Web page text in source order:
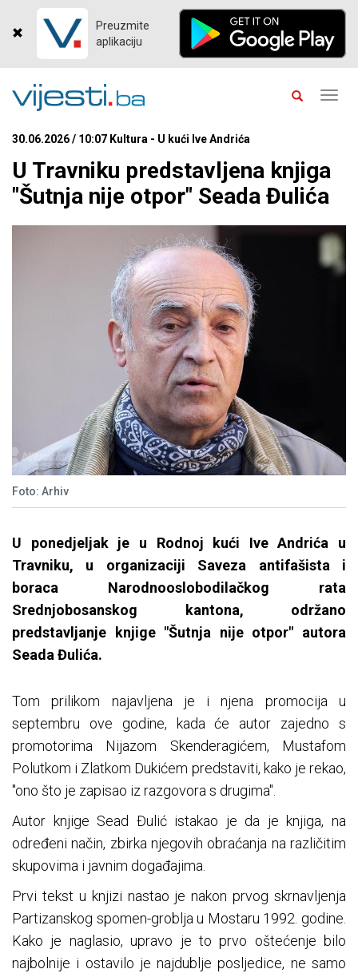
Preuzmite
aplikaciju
30.06.2026 / 10:07 Kultura - U kući Ive Andrića
U Travniku predstavljena knjiga
"Šutnja nije otpor" Seada Đulića
Foto: Arhiv
U ponedjeljak je u Rodnoj kući Ive Andrića u
Travniku, u organizaciji Saveza antifašista i
boraca Narodnooslobodilačkog rata
Srednjobosanskog kantona, održano
predstavljanje knjige "Šutnja nije otpor" autora
Seada Đulića.
Tom prilikom najavljena je i njena promocija u
septembru ove godine, kada će autor zajedno s
promotorima Nijazom Skenderagićem, Mustafom
Polutkom i Zlatkom Dukićem predstaviti, kako je rekao,
"ono što je zapisao iz razgovora s drugima".
Autor knjige Sead Đulić istakao je da je knjiga, na
određeni način, zbirka njegovih obraćanja na različitim
skupovima i javnim događajima.
Prvi tekst u knjizi nastao je nakon prvog skrnavljenja
Partizanskog spomen-groblja u Mostaru 1992. godine.
Kako je naglasio, upravo je to prvo oštećenje bilo
najbolnije i ostavilo je najdublje posljedice, ne samo